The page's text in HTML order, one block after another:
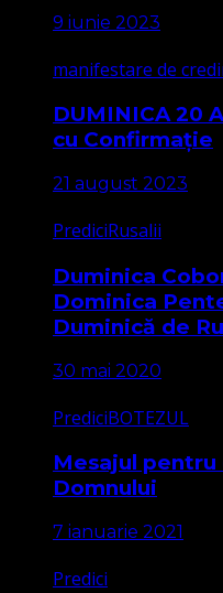
9 iunie 2023
manifestare de
DUMINICA 20
cu Confirmație
21 august 2023
PrediciRusalii
Duminica
Dominica
Duminică de
30 mai 2020
PrediciBOTEZUL
Mesajul
Domnului
7 ianuarie 2021
Predici